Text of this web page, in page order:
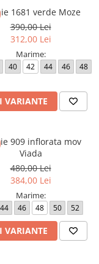
1681 verde Moze
390,00 Lei
312,00 Lei
Marime:
40 42 44 46 48
VARIANTE
909 inflorata mov
Viada
480,00 Lei
384,00 Lei
Marime:
44 46 48 50 52
VARIANTE